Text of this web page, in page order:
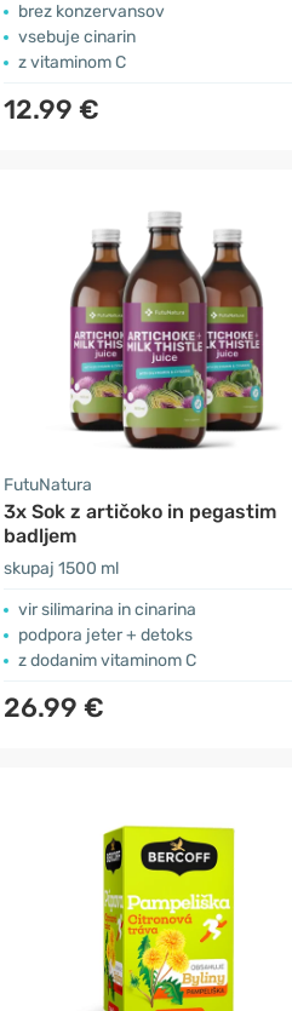
brez konzervansov
vsebuje cinarin
z vitaminom C
12.99 €
FutuNatura
3x Sok z artičoko in pegastim
badljem
skupaj 1500 ml
vir silimarina in cinarina
podpora jeter + detoks
z dodanim vitaminom C
26.99 €